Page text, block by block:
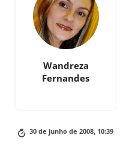
Wandreza
Fernandes
30 de junho de 2008, 10:39